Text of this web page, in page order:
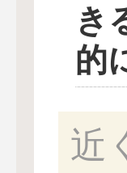
き
的
近